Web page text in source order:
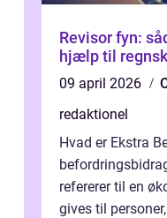
Revisor fyn:
hjælp til
09 april 2026
redaktionel
Hvad er Ekstra
refererer til en
gives til